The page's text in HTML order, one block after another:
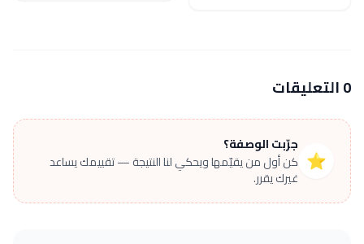
0 التعليقات
⭐
جرّبت الوصفة؟
كن أول من يقيّمها ويحكي لنا النتيجة — تقييمك يساعد
غيرك يقرر.